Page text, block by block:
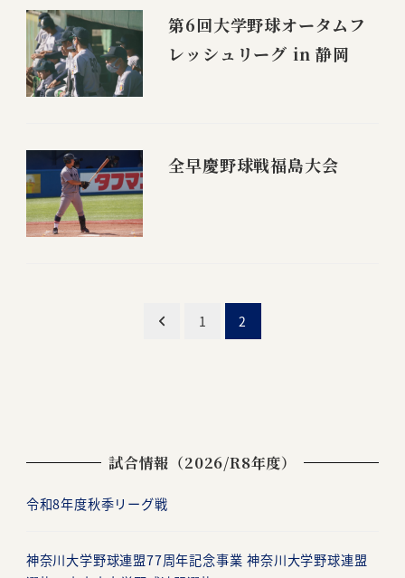
第6回大学野球オータムフ
レッシュリーグ in 静岡
全早慶野球戦福島大会
ゲ
ー
1 2
試合情報（2026/R8年度）
令和8年度秋季リーグ戦
神奈川大学野球連盟77周年記念事業 神奈川大学野球連盟